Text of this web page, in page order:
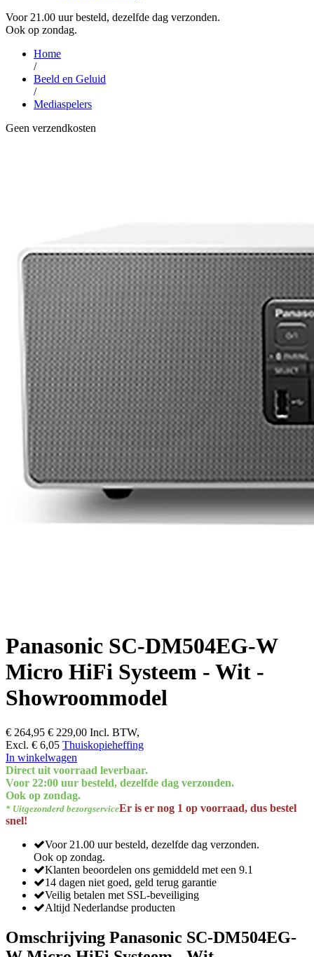
Voor 21.00 uur besteld, dezelfde dag verzonden.
Ook op zondag.
Home
/
Beeld en Geluid
/
Mediaspelers
Geen verzendkosten
Panasonic SC-DM504EG-W
Micro HiFi Systeem - Wit -
Showroommodel
€ 264,95 € 229,00 Incl. BTW,
Excl. € 6,05 Thuiskopieheffing
In winkelwagen
Direct uit voorraad leverbaar.
Voor 22:00 uur besteld, dezelfde dag verzonden.
Ook op zondag.
* Uitgezonderd bezorgserviceEr is er nog 1 op voorraad, dus bestel
snel!
Voor 21.00 uur besteld, dezelfde dag verzonden.
Ook op zondag.
Klanten beoordelen ons gemiddeld met een 9.1
14 dagen niet goed, geld terug garantie
Veilig betalen met SSL-beveiliging
Altijd Nederlandse producten
Omschrijving Panasonic SC-DM504EG-